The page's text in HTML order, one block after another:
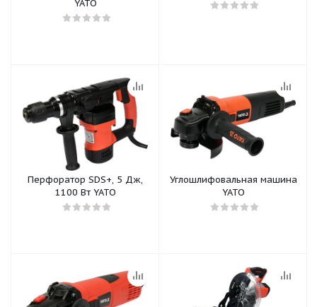
YATO
Перфоратор SDS+, 5 Дж,
1100 Вт YATO
Углошлифовальная машина
YATO